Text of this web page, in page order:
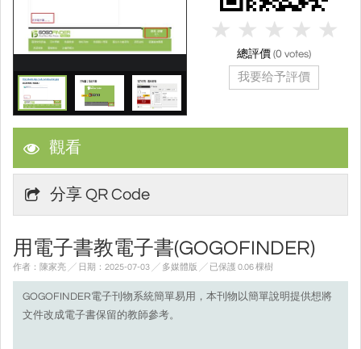
觀看
分享 QR Code
用電子書教電子書(GOGOFINDER)
作者：陳家亮 ╱ 日期：2025-07-03 ╱ 多媒體版 ╱ 已保護 0.06 棵樹
GOGOFINDER電子刊物系統簡單易用，本刊物以簡單說明提供想將
文件改成電子書保留的教師參考。
總評價(0 votes)
我要给予評價